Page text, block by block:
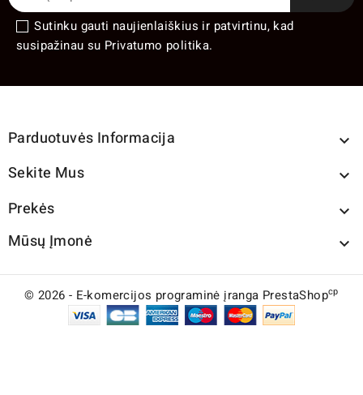
Sutinku gauti naujienlaiškius ir patvirtinu, kad
susipažinau su Privatumo politika.
Parduotuvės Informacija 
Sekite Mus 
Prekės 
Mūsų Įmonė 
© 2026 - E-komercijos programinė įranga PrestaShopcp